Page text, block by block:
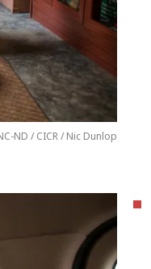
ND / CICR / Nic Dunlop